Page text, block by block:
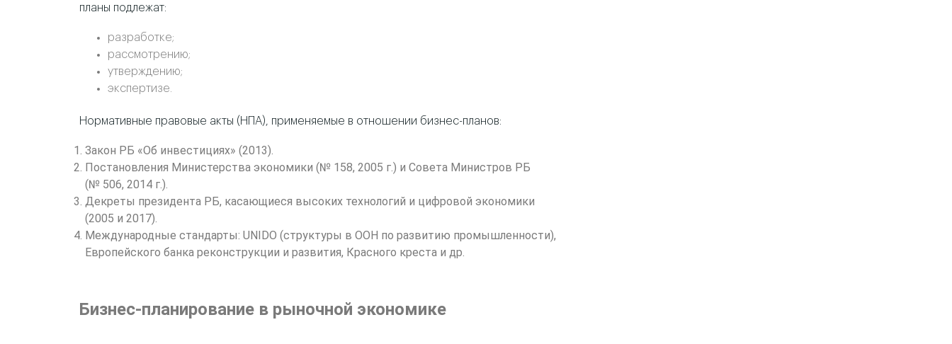
планы подлежат:
разработке;
рассмотрению;
утверждению;
экспертизе.
Нормативные правовые акты (НПА), применяемые в отношении бизнес-планов:
Закон РБ «Об инвестициях» (2013).
Постановления Министерства экономики (№ 158, 2005 г.) и Совета Министров РБ
(№ 506, 2014 г.).
Декреты президента РБ, касающиеся высоких технологий и цифровой экономики
(2005 и 2017).
Международные стандарты: UNIDO (структуры в ООН по развитию промышленности),
Европейского банка реконструкции и развития, Красного креста и др.
Бизнес-планирование в рыночной экономике